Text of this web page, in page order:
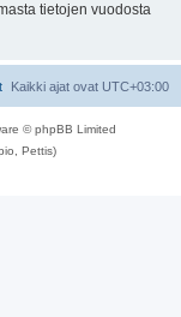
tietojen vuodosta
Kaikki ajat ovat UTC+03:00
© phpBB Limited
Pettis)